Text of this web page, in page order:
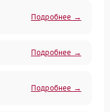
Подробнее →
Подробнее →
Подробнее →